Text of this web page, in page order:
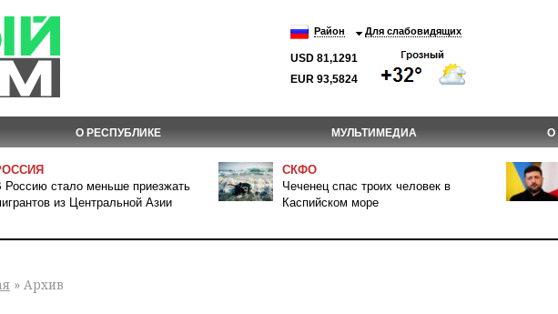
Район Для слабовидящих
USD 81,1291
EUR 93,5824
О РЕСПУБЛИКЕ МУЛЬТИМЕДИА О
Россию стало меньше приезжать
из Центральной Азии
СКФО
Чеченец спас троих человек в
Каспийском море
» Архив